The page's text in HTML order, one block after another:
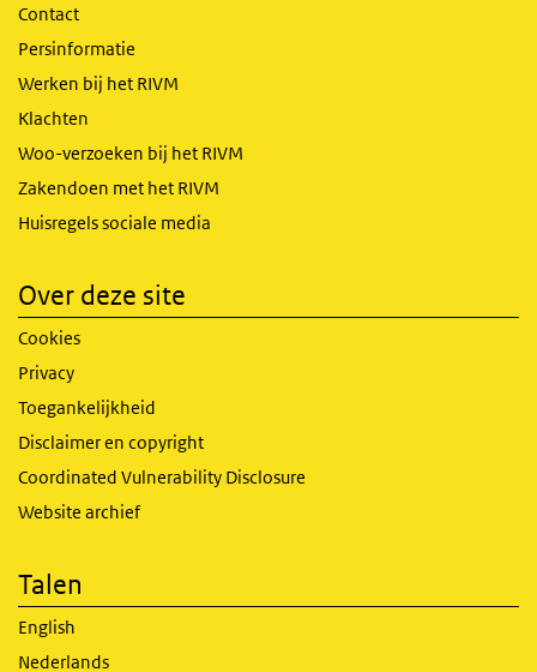
Contact
Persinformatie
Werken bij het RIVM
Klachten
Woo-verzoeken bij het RIVM
Zakendoen met het RIVM
Huisregels sociale media
Over deze site
Cookies
Privacy
Toegankelijkheid
Disclaimer en copyright
Coordinated Vulnerability Disclosure
Website archief
Talen
English
Nederlands